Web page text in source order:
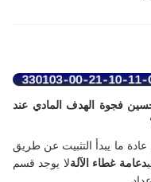
فجوة الهدف المادي عند
عادة ما يبدأ التثبيت عن طريق
دعامة غطاء الآلةلا يوجد قسم